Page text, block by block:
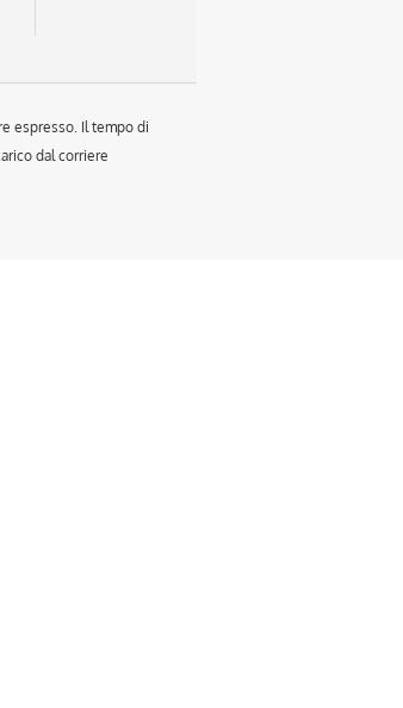
espresso. Il tempo di
dal corriere